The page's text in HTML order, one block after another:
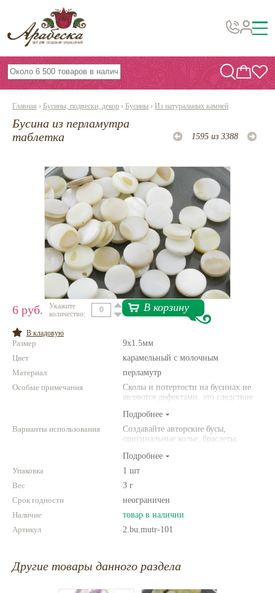
Бусины, подвески, декор
Бисер
Фурнитура
Инструменты и материалы
Эпоксидная смола
Шнуры, ленты, нитки
По темам и сезонам
Бисер TOHO
Нетемнеющая фурнитура
Всё для вышивки
Проволока
Натуральные камни
Каталог
Фотофорум
Главная › Бусины, подвески, декор › Бусины › Из натуральных камней
Бусина из перламутра
таблетка
1595 из 3388
6 руб.
Укажите
количество:
В корзину
В кладовую
Размер
9х1.5мм
Цвет
карамельный с молочным
Материал
перламутр
Особые примечания
Сколы и потертости на бусинах не
являются дефектами, это следствие
природного камня. Цвет и размер
товара может отличаться от
представленных на фото.
Подробнее
Варианты использования
Создавайте авторские бусы,
оригинальные колье, браслеты,
Комбинируйте различные цвета и
размеры. Фантазируйте!
Подробнее
Упаковка
1 шт
Вес
3 г
Срок годности
неограничен
Наличие
товар в наличии
Артикул
2.bu.mutr-101
Другие товары данного раздела